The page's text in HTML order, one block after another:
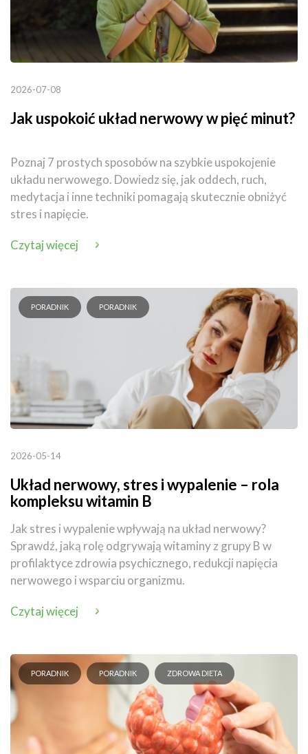
2026-07-08
Jak uspokoić układ nerwowy w pięć minut?
Poznaj 7 prostych sposobów na szybkie uspokojenie
układu nerwowego. Dowiedz się, jak oddech, ruch,
medytacja i inne techniki pomagają skutecznie obniżyć
stres i napięcie.
Czytaj więcej
PORADNIK PORADNIK
2026-05-14
Układ nerwowy, stres i wypalenie – rola
kompleksu witamin B
Jak stres i wypalenie wpływają na układ nerwowy?
Sprawdź, jaką rolę odgrywają witaminy z grupy B w
profilaktyce zdrowia psychicznego, redukcji napięcia
nerwowego i wsparciu organizmu.
Czytaj więcej
PORADNIK PORADNIK ZDROWA DIETA